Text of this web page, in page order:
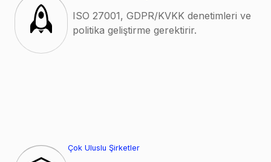
ISO 27001, GDPR/KVKK denetimleri ve
politika geliştirme gerektirir.
Çok Uluslu Şirketler